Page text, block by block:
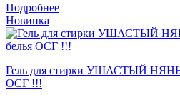
Подробнее
Новинка
Гель для стирки УШАСТЫЙ НЯНЬ
ОСГ !!!